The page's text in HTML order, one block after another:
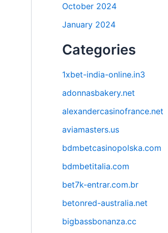
October 2024
January 2024
Categories
1xbet-india-online.in3
adonnasbakery.net
alexandercasinofrance.net
aviamasters.us
bdmbetcasinopolska.com
bdmbetitalia.com
bet7k-entrar.com.br
betonred-australia.net
bigbassbonanza.cc